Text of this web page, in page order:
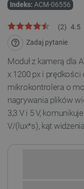
Indeks: ACM-06556
4.5
(2)
Zadaj pytanie
Moduł z kamerą dla
x 1200 px i
mikrokontrolera o
nagrywania plików
3,3 V i 5 V,
V/(lux*s), kąt